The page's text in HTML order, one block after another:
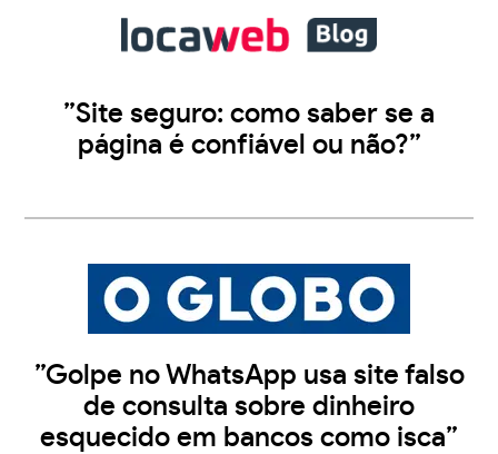
”Site seguro: como saber se a
página é confiável ou não?”
”Golpe no WhatsApp usa site falso
de consulta sobre dinheiro
esquecido em bancos como isca”